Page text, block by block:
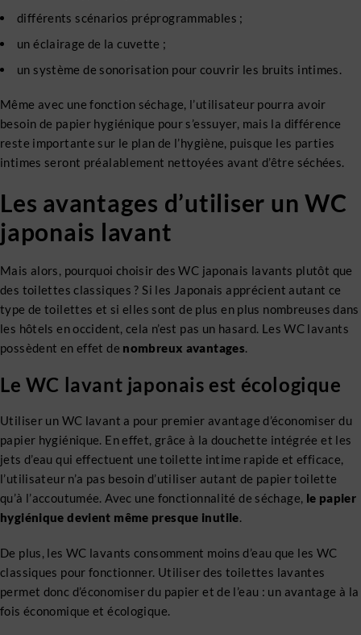
différents scénarios préprogrammables ;
un éclairage de la cuvette ;
un système de sonorisation pour couvrir les bruits intimes.
Même avec une fonction séchage, l’utilisateur pourra avoir
besoin de papier hygiénique pour s’essuyer, mais la différence
reste importante sur le plan de l’hygiène, puisque les parties
intimes seront préalablement nettoyées avant d’être séchées.
Les avantages d’utiliser un WC
japonais lavant
Mais alors, pourquoi choisir des WC japonais lavants plutôt que
des toilettes classiques ? Si les Japonais apprécient autant ce
type de toilettes et si elles sont de plus en plus nombreuses dans
les hôtels en occident, cela n’est pas un hasard. Les WC lavants
possèdent en effet de nombreux avantages.
Le WC lavant japonais est écologique
Utiliser un WC lavant a pour premier avantage d’économiser du
papier hygiénique. En effet, grâce à la douchette intégrée et les
jets d’eau qui effectuent une toilette intime rapide et efficace,
l’utilisateur n’a pas besoin d’utiliser autant de papier toilette
qu’à l’accoutumée. Avec une fonctionnalité de séchage, le papier
hygiénique devient même presque inutile.
De plus, les WC lavants consomment moins d’eau que les WC
classiques pour fonctionner. Utiliser des toilettes lavantes
permet donc d’économiser du papier et de l’eau : un avantage à la
fois économique et écologique.